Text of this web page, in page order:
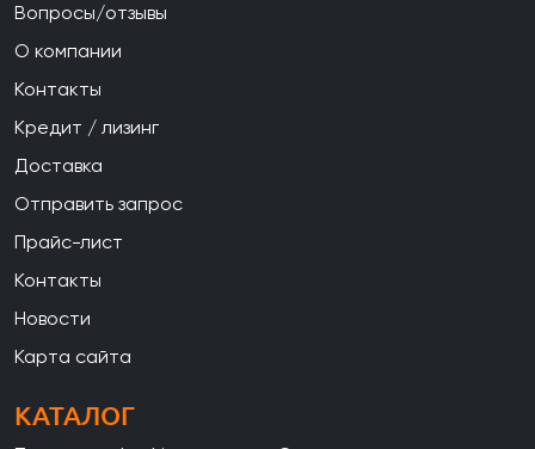
Вопросы/отзывы
О компании
Контакты
Кредит / лизинг
Доставка
Отправить запрос
Прайс-лист
Контакты
Новости
Карта сайта
КАТАЛОГ